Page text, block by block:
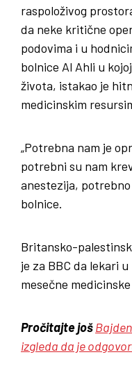
raspoloživog
da neke kritične
podovima i u
bolnice Al Ahli u
života, istakao je
medicinskim
„Potrebna nam je
potrebni su nam
anestezija,
bolnice.
Britansko-
je za BBC da lekari
mesečne
Pročitajte još
izgleda da je